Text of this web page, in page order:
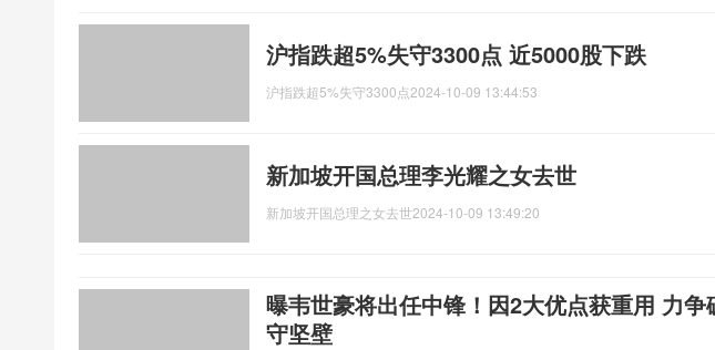
沪指跌超5%失守3300点 近5000股下跌
沪指跌超5%失守3300点2024-10-09 13:44:53
新加坡开国总理李光耀之女去世
新加坡开国总理之女去世2024-10-09 13:49:20
曝韦世豪将出任中锋！因2大优点获重用 力争
守坚壁